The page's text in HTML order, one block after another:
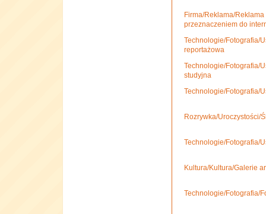
Firma/Reklama/
przeznaczeniem do
Technologie/Fotografia/
reportażowa
Technologie/Fotografia/
studyjna
Technologie/Fotografia/
Rozrywka/Uroczystości/
Technologie/Fotografia/
Kultura/Kultura/Galerie
Technologie/Fotografia/